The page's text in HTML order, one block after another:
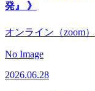
発』 》
オンライン（zoom）
No Image
2026.06.28